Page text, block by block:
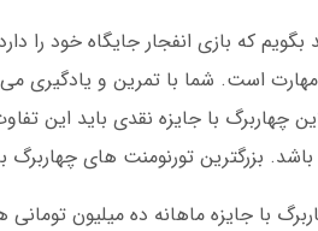
بگویم که بازی انفجار جایگاه خود را
است. شما با تمرین و یادگیری
چهاربرگ با جایزه نقدی باید این
بزرگترین تورنومنت های چهاربرگ
با جایزه ماهانه ده میلیون